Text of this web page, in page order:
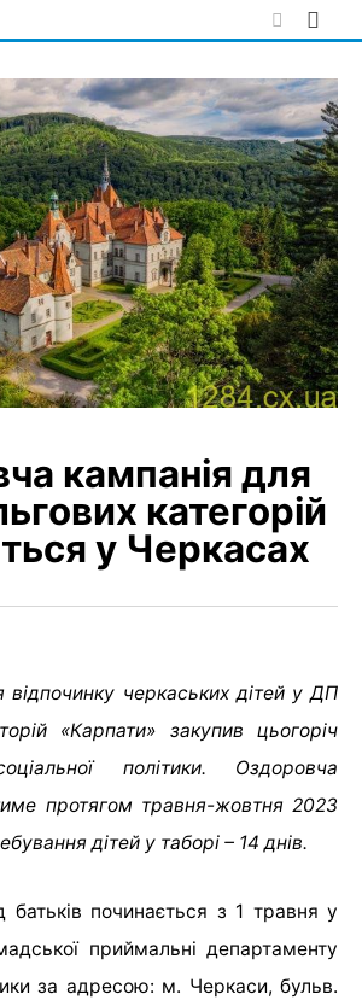
кампанія для
категорій
у Черкасах
відпочинку черкаських дітей у ДП
«Карпати» закупив цьогоріч
політики. Оздоровча
протягом травня-жовтня 2023
дітей у таборі – 14 днів.
батьків починається з 1 травня у
приймальні департаменту
за адресою: м. Черкаси, бульв.